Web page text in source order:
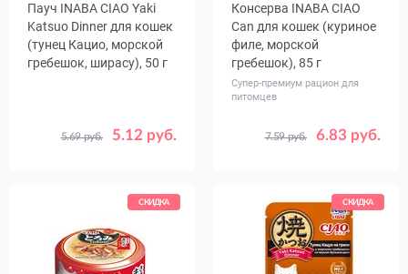
Пауч INABA CIAO Yaki
Katsuo Dinner для кошек
(тунец Кацио, морской
гребешок, ширасу), 50 г
5.12 руб.
5.69 руб.
Количество
1 16
Консерва INABA CIAO
Сan для кошек (куриное
филе, морской
гребешок), 85 г
Супер-премиум рацион для
питомцев
6.83 руб.
7.59 руб.
Количество
1 24
СКИДКА СКИДКА